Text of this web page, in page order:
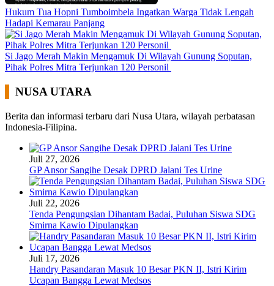
Hukum Tua Hopni Tumboimbela Ingatkan Warga Tidak Lengah
Hadapi Kemarau Panjang
Si Jago Merah Makin Mengamuk Di Wilayah Gunung Soputan,
Pihak Polres Mitra Terjunkan 120 Personil
NUSA UTARA
Berita dan informasi terbaru dari Nusa Utara, wilayah perbatasan
Indonesia-Filipina.
Juli 27, 2026
GP Ansor Sangihe Desak DPRD Jalani Tes Urine
Juli 22, 2026
Tenda Pengungsian Dihantam Badai, Puluhan Siswa SDG
Smirna Kawio Dipulangkan
Juli 17, 2026
Handry Pasandaran Masuk 10 Besar PKN II, Istri Kirim
Ucapan Bangga Lewat Medsos